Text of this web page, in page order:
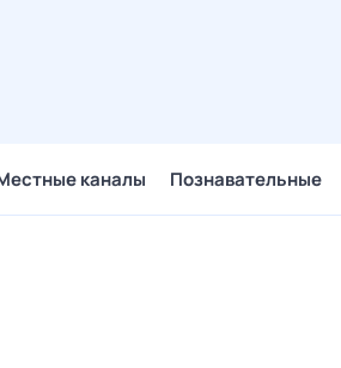
каналы Познавательные